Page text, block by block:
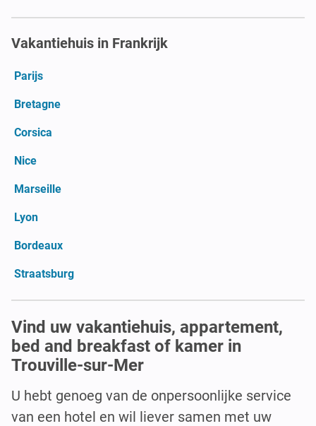
Vakantiehuis in Frankrijk
Parijs
Bretagne
Corsica
Nice
Marseille
Lyon
Bordeaux
Straatsburg
Vind uw vakantiehuis, appartement,
bed and breakfast of kamer in
Trouville-sur-Mer
U hebt genoeg van de onpersoonlijke service
van een hotel en wil liever samen met uw